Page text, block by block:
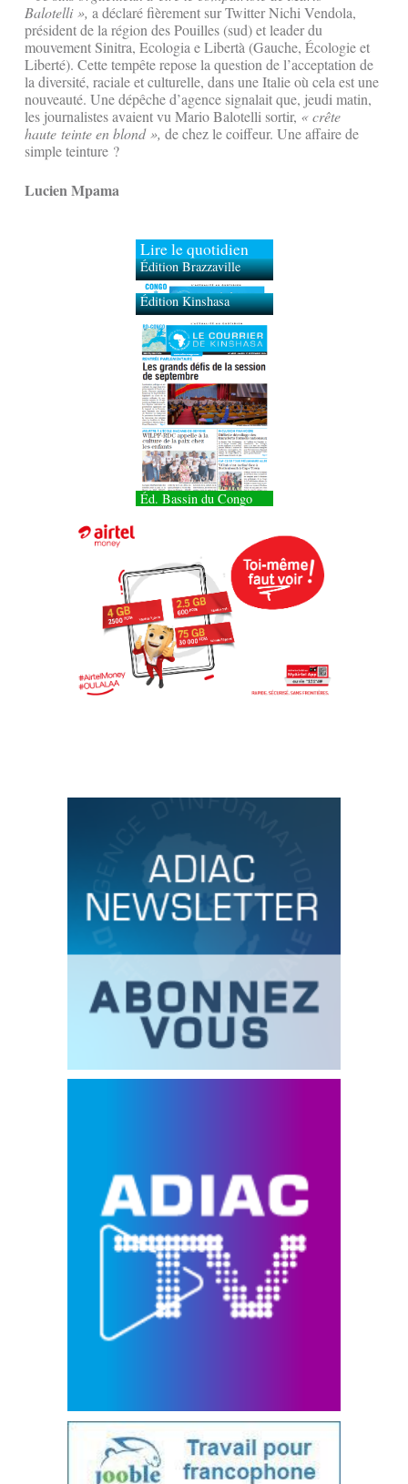
Balotelli », a déclaré fièrement sur Twitter Nichi Vendola,
président de la région des Pouilles (sud) et leader du
mouvement Sinitra, Ecologia e Libertà (Gauche, Écologie et
Liberté). Cette tempête repose la question de l’acceptation de
la diversité, raciale et culturelle, dans une Italie où cela est une
nouveauté. Une dépêche d’agence signalait que, jeudi matin,
les journalistes avaient vu Mario Balotelli sortir, « crête
haute teinte en blond », de chez le coiffeur. Une affaire de
simple teinture ?
Lucien Mpama
Lire le quotidien
Édition Brazzaville
Édition Kinshasa
Éd. Bassin du Congo